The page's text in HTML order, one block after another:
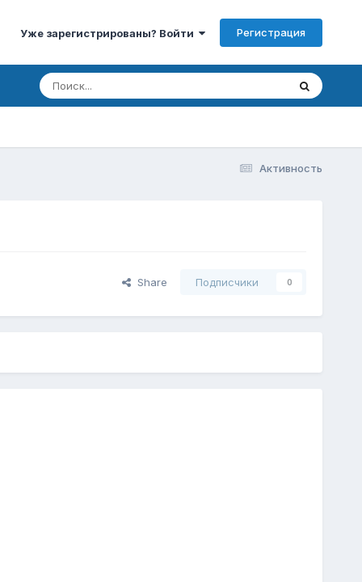
Уже зарегистрированы? Войти Регистрация
Активность
Share Подписчики 0